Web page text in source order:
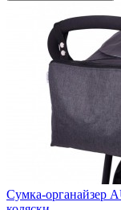
Сумка-органайзер